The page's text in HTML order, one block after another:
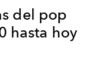
del pop
hasta hoy